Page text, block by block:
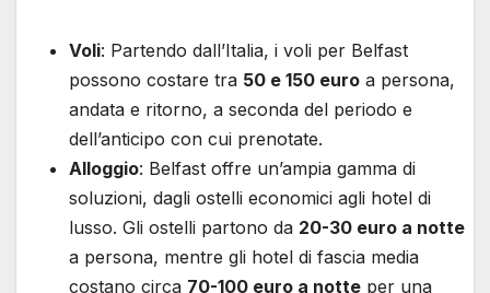
Voli: Partendo dall’Italia, i voli per Belfast
possono costare tra 50 e 150 euro a persona,
andata e ritorno, a seconda del periodo e
dell’anticipo con cui prenotate.
Alloggio: Belfast offre un’ampia gamma di
soluzioni, dagli ostelli economici agli hotel di
lusso. Gli ostelli partono da 20-30 euro a notte
a persona, mentre gli hotel di fascia media
costano circa 70-100 euro a notte per una